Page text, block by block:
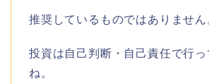
推奨しているものではありません
投資は自己判断・自己責任で行っ
ね。